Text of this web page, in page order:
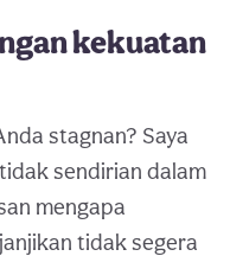
kekuatan
stagnan? Saya
sendirian dalam
mengapa
tidak segera